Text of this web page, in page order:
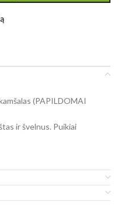
(PAPILDOMAI
ir švelnus. Puikiai